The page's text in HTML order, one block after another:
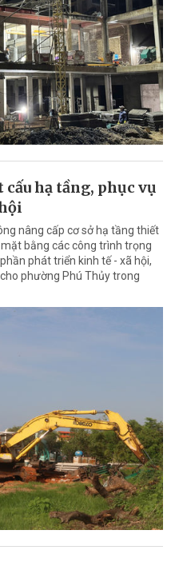
cấu hạ tầng, phục vụ
nâng cấp cơ sở hạ tầng thiết
bằng các công trình trọng
phát triển kinh tế - xã hội,
phường Phú Thủy trong